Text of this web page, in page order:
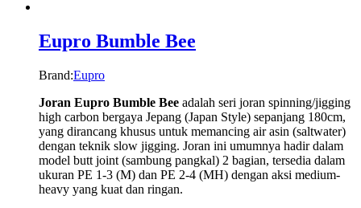
Eupro Bumble Bee
Brand:Eupro
Joran Eupro Bumble Bee adalah seri joran spinning/jigging
high carbon bergaya Jepang (Japan Style) sepanjang 180cm,
yang dirancang khusus untuk memancing air asin (saltwater)
dengan teknik slow jigging. Joran ini umumnya hadir dalam
model butt joint (sambung pangkal) 2 bagian, tersedia dalam
ukuran PE 1-3 (M) dan PE 2-4 (MH) dengan aksi medium-
heavy yang kuat dan ringan.